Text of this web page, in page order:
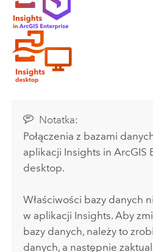
Notatka:
Połączenia z bazami
aplikacji Insights in ArcGIS
desktop.
Właściwości bazy danych
w aplikacji Insights. Aby
bazy danych, należy to
danych, a następnie